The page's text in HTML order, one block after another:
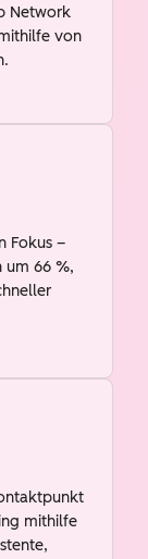
Network
von
Fokus –
um 66 %,
mithilfe